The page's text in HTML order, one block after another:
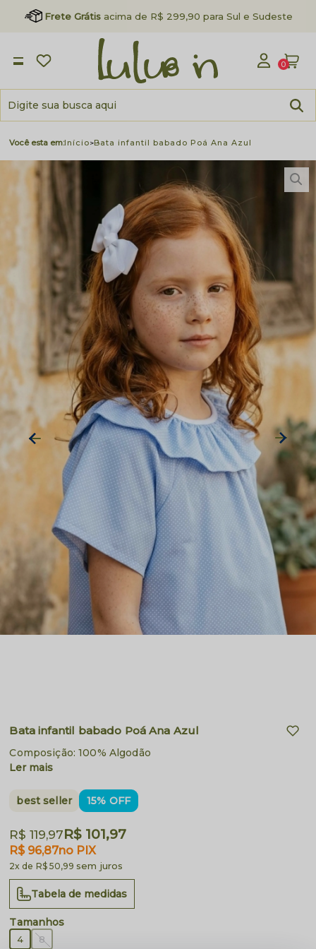
Frete Grátisacima de R$ 299,90 para Sul e Sudeste
0
Início Bata infantil babado Poá Ana Azul
Bata infantil babado Poá Ana Azul
Composição: 100% Algodão
Ler mais
15% OFF
best seller
R$ 96,87no PIX
R$ 119,97R$ 101,97
2x R$ 50,99sem juros
Tabela de medidas
4 8